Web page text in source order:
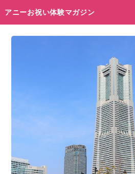
アニーお祝い体験マガジン